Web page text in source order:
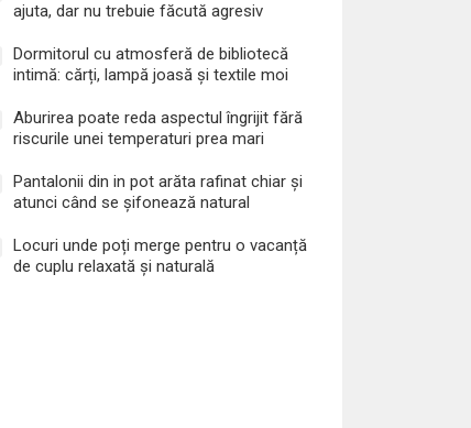
ajuta, dar nu trebuie făcută agresiv
Dormitorul cu atmosferă de bibliotecă
intimă: cărți, lampă joasă și textile moi
Aburirea poate reda aspectul îngrijit fără
riscurile unei temperaturi prea mari
Pantalonii din in pot arăta rafinat chiar și
atunci când se șifonează natural
Locuri unde poți merge pentru o vacanță
de cuplu relaxată și naturală